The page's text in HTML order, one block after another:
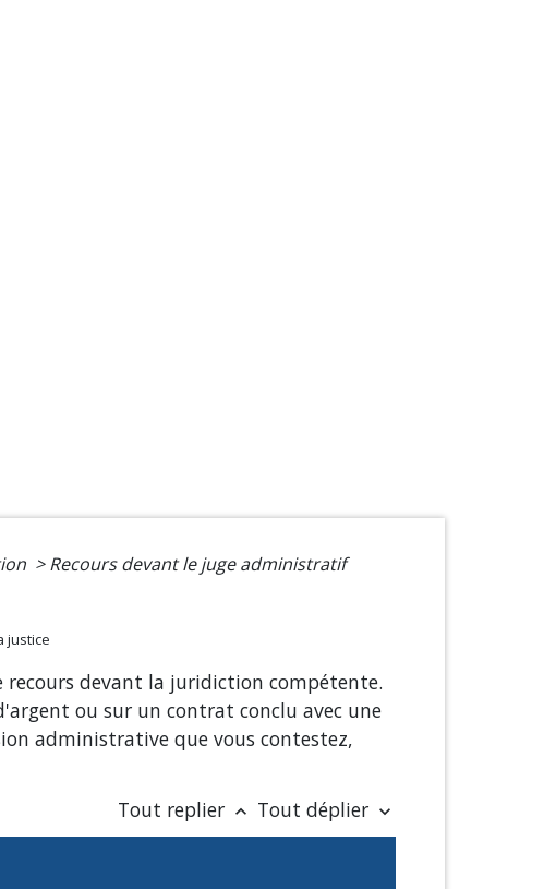
> Recours devant le juge administratif
justice
recours devant la juridiction compétente.
ou sur un contrat conclu avec une
administrative que vous contestez,
Tout replier keyboard_arrow_up Tout déplier keyboard_arrow_down